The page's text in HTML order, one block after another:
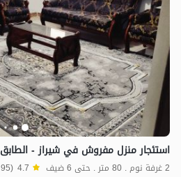
استئجار منزل مفروش في شيراز - الطابق 3
2 غرفة نوم . 80 متر . حتى 6 ضيف 4.7 (95 تعليق)